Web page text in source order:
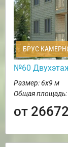
БРУС
№60
Размер: 6х9 м
Общая площадь:
от